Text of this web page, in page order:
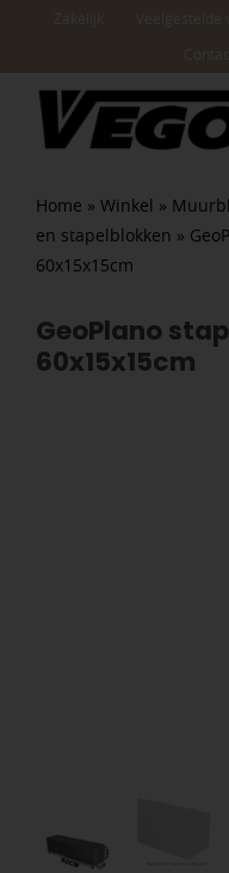
Home » Winkel »
en stapelblokken »
60x15x15cm
GeoPlano
60x15x15cm